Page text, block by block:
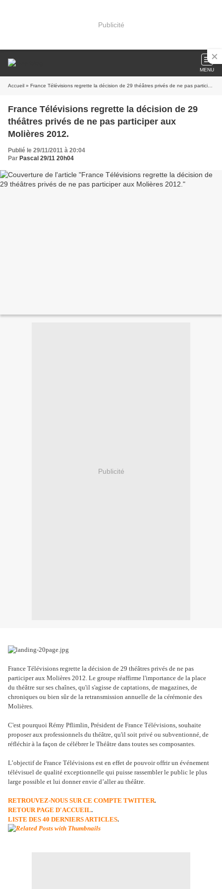
Publicité
MENU
Accueil » France Télévisions regrette la décision de 29 théâtres privés de ne pas participer aux Molières 2012.
France Télévisions regrette la décision de 29
théâtres privés de ne pas participer aux
Molières 2012.
Publié le 29/11/2011 à 20:04
Par Pascal 29/11 20h04
Publicité
France Télévisions regrette la décision de 29 théâtres privés de ne pas
participer aux Molières 2012. Le groupe réaffirme l'importance de la place
du théâtre sur ses chaînes, qu'il s'agisse de captations, de magazines, de
chroniques ou bien sûr de la retransmission annuelle de la cérémonie des
Molières.
C'est pourquoi Rémy Pflimlin, Président de France Télévisions, souhaite
proposer aux professionnels du théâtre, qu'il soit privé ou subventionné, de
réfléchir à la façon de célébrer le Théâtre dans toutes ses composantes.
L’objectif de France Télévisions est en effet de pouvoir offrir un événement
télévisuel de qualité exceptionnelle qui puisse rassembler le public le plus
large possible et lui donner envie d’aller au théâtre.
RETROUVEZ-NOUS SUR CE COMPTE TWITTER.
RETOUR PAGE D'ACCUEIL.
LISTE DES 40 DERNIERS ARTICLES.